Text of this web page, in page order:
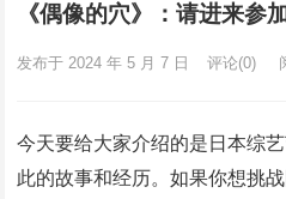
《偶像的穴》：请进来参
发布于 2024 年 5 月 7 日 评论(0)
今天要给大家介绍的是日本综
此的故事和经历。如果你想挑